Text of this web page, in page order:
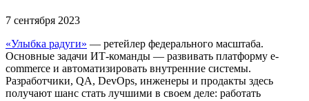
7 сентября 2023
«Улыбка радуги» — ретейлер федерального масштаба.
Основные задачи ИТ-команды — развивать платформу e-
commerce и автоматизировать внутренние системы.
Разработчики, QA, DevOps, инженеры и продакты здесь
получают шанс стать лучшими в своем деле: работать